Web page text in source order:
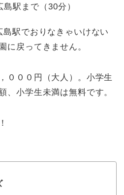
駅まで（30分）
駅でおりなきゃいけない
に戻ってきません。
０００円（大人）。小学生
、小学生未満は無料です。